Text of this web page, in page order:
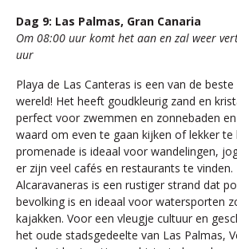
Dag 9: Las Palmas, Gran Canaria
Om 08:00 uur komt het aan en zal weer
uur
Playa de Las Canteras is een van de
wereld! Het heeft goudkleurig zand en
perfect voor zwemmen en zonnebaden
waard om even te gaan kijken of lekker te
promenade is ideaal voor wandelingen,
er zijn veel cafés en restaurants te vinden.
Alcaravaneras is een rustiger strand dat
bevolking is en ideaal voor watersporten
kajakken. Voor een vleugje cultuur en
het oude stadsgedeelte van Las Palmas,